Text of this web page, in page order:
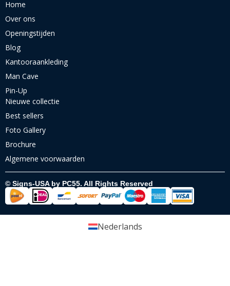
Home
Over ons
Openingstijden
Blog
Kantooraankleding
Man Cave
Pin-Up
Nieuwe collectie
Best sellers
Foto Gallery
Brochure
Algemene voorwaarden
© Signs-USA by PC55. All Rights Reserved
Nederlands